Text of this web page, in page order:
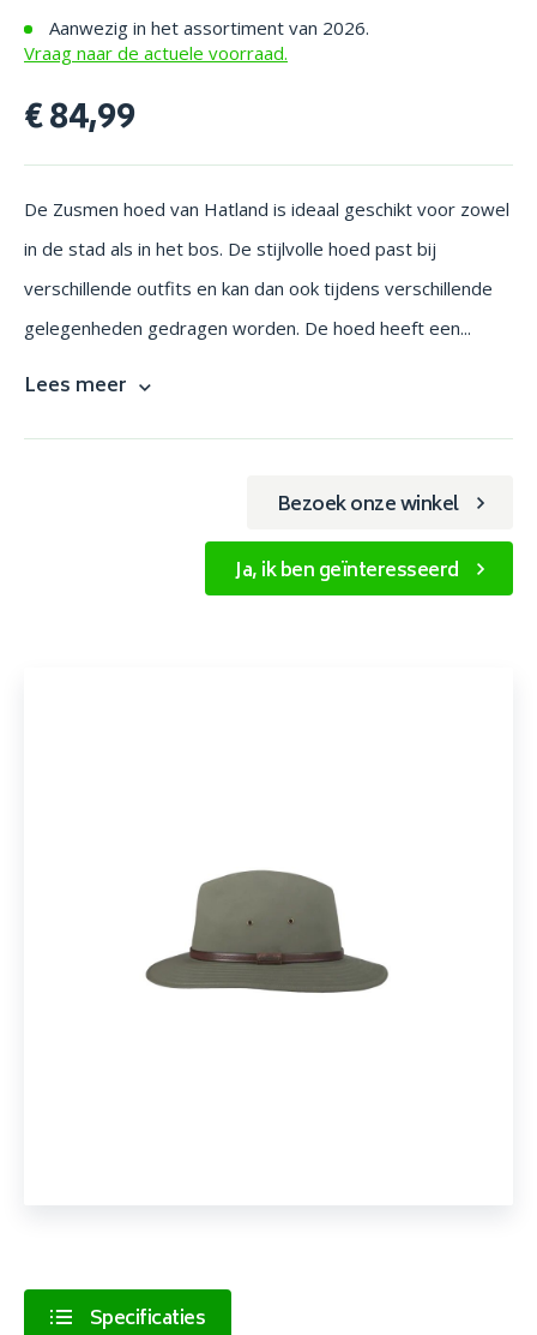
Specificaties
Aanwezig in het assortiment van 2026.
Vraag naar de actuele voorraad.
€ 84,99
De Zusmen hoed van Hatland is ideaal geschikt voor zowel
in de stad als in het bos. De stijlvolle hoed past bij
verschillende outfits en kan dan ook tijdens verschillende
gelegenheden gedragen worden. De hoed heeft een...
Lees meer
Bezoek onze winkel
Ja, ik ben geïnteresseerd